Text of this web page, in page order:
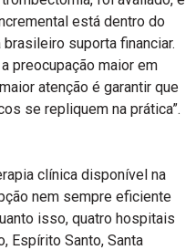
está dentro do
suporta financiar.
preocupação maior em
atenção é garantir que
se repliquem na prática”.
clínica disponível na
nem sempre eficiente
isso, quatro hospitais
Espírito Santo, Santa